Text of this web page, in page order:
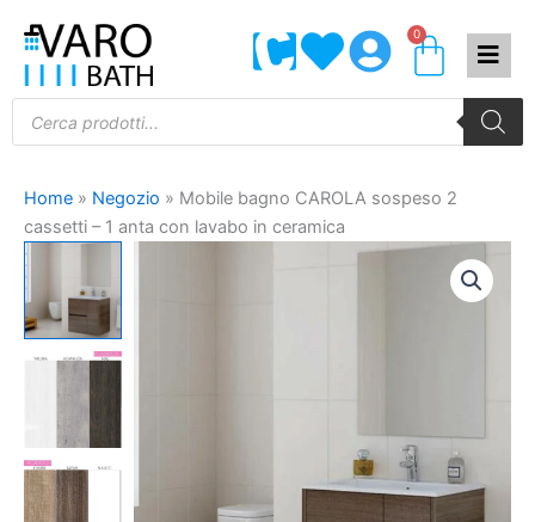
contenuto
0
Products
search
Home » Negozio » Mobile bagno CAROLA sospeso 2
cassetti – 1 anta con lavabo in ceramica